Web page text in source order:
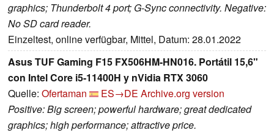
graphics; Thunderbolt 4 port; G-Sync connectivity. Negative:
No SD card reader.
Einzeltest, online verfügbar, Mittel, Datum: 28.01.2022
Asus TUF Gaming F15 FX506HM-HN016. Portátil 15,6"
con Intel Core i5-11400H y nVidia RTX 3060
Quelle: Ofertaman ES→DE Archive.org version
Positive: Big screen; powerful hardware; great dedicated
graphics; high performance; attractive price.